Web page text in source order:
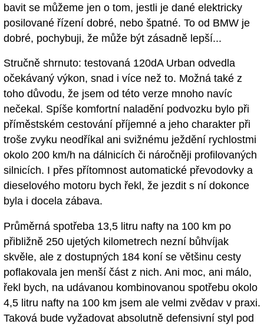
bavit se můžeme jen o tom, jestli je dané elektricky
posilované řízení dobré, nebo špatné. To od BMW je
dobré, pochybuji, že může být zásadně lepší...
Stručně shrnuto: testovaná 120dA Urban odvedla
očekávaný výkon, snad i více než to. Možná také z
toho důvodu, že jsem od této verze mnoho navíc
nečekal. Spíše komfortní naladění podvozku bylo při
příměstském cestování příjemné a jeho charakter při
troše zvyku neodříkal ani svižnému ježdění rychlostmi
okolo 200 km/h na dálnicích či náročněji profilovaných
silnicích. I přes přítomnost automatické převodovky a
dieselového motoru bych řekl, že jezdit s ní dokonce
byla i docela zábava.
Průměrná spotřeba 13,5 litru nafty na 100 km po
přibližně 250 ujetých kilometrech nezní bůhvíjak
skvěle, ale z dostupných 184 koní se většinu cesty
poflakovala jen menší část z nich. Ani moc, ani málo,
řekl bych, na udávanou kombinovanou spotřebu okolo
4,5 litru nafty na 100 km jsem ale velmi zvědav v praxi.
Taková bude vyžadovat absolutně defensivní styl pod